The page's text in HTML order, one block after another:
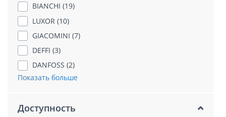
BIANCHI (19)
LUXOR (10)
GIACOMINI (7)
DEFFI (3)
DANFOSS (2)
Показать больше
Доступность